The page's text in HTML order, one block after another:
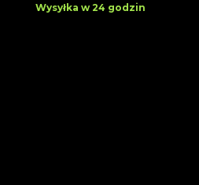
Wysyłka w 24 godzin